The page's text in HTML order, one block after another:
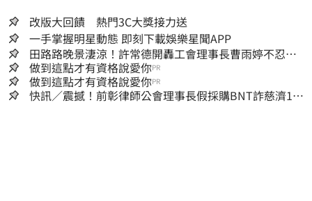
改版大回饋 熱門3C大獎接力送
一手掌握明星動態 即刻下載娛樂星聞APP
田路路晚景淒涼！許常德開轟工會理事長曹雨婷不忍
了：別只包紅包慰問
做到這點才有資格說愛你PR
做到這點才有資格說愛你PR
快訊／震撼！前彰律師公會理事長假採購BNT詐慈濟10